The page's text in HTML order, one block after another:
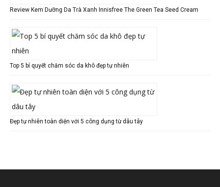
Review Kem Dưỡng Da Trà Xanh Innisfree The Green Tea Seed Cream
Top 5 bí quyết chăm sóc da khô đẹp tự nhiên
Đẹp tự nhiên toàn diện với 5 công dụng từ dâu tây